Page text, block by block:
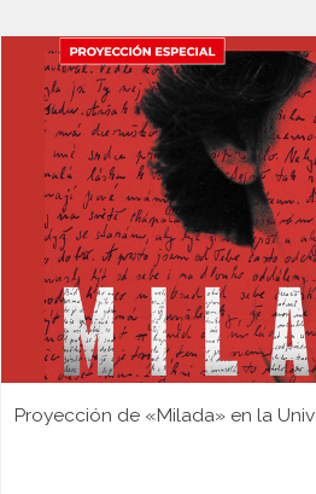
Proyección de «Milada» en la